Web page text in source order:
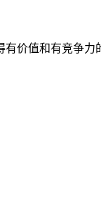
价值和有竞争